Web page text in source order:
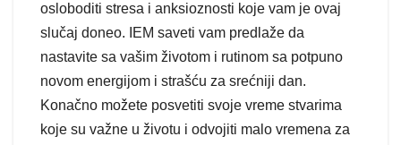
osloboditi stresa i anksioznosti koje vam je ovaj
slučaj doneo. IEM saveti vam predlaže da
nastavite sa vašim životom i rutinom sa potpuno
novom energijom i strašću za srećniji dan.
Konačno možete posvetiti svoje vreme stvarima
koje su važne u životu i odvojiti malo vremena za